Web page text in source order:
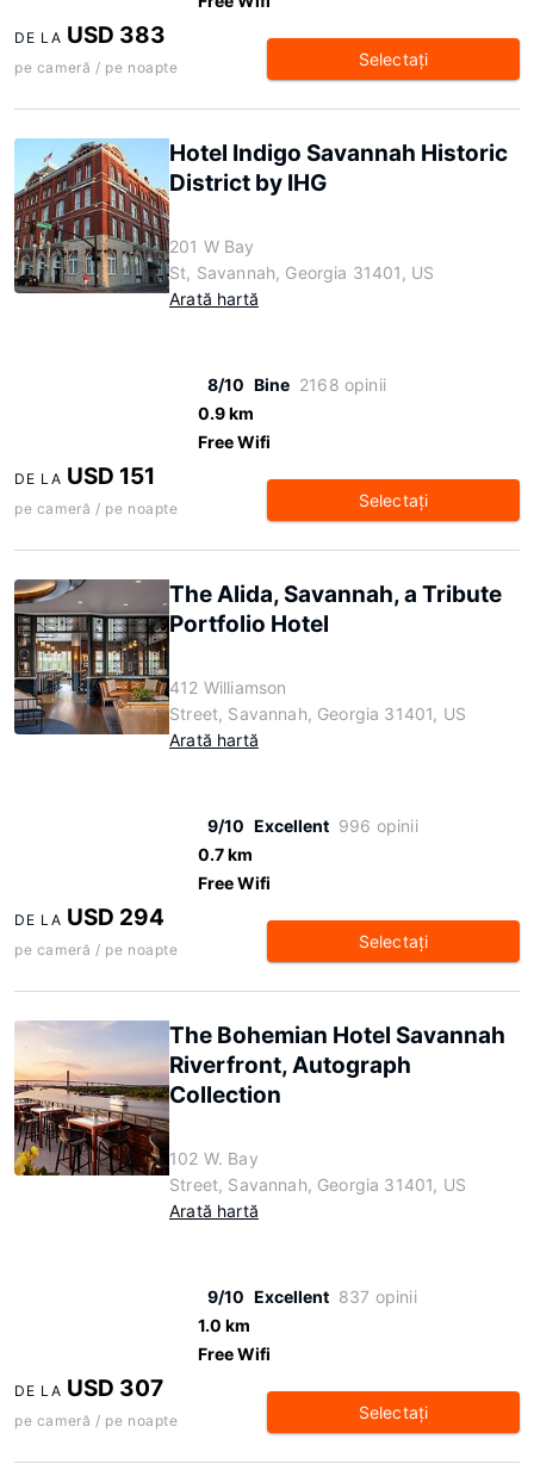
DE LA USD 383
pe cameră / pe noapte Selectaţi
Hotel Indigo Savannah Historic
District by IHG
201 W Bay
St, Savannah, Georgia 31401, US
Arată hartă
8/10 Bine 2168 opinii
0.9 km
Free Wifi
DE LA USD 151
pe cameră / pe noapte Selectaţi
The Alida, Savannah, a Tribute
Portfolio Hotel
412 Williamson
Street, Savannah, Georgia 31401, US
Arată hartă
9/10 Excellent 996 opinii
0.7 km
Free Wifi
DE LA USD 294
pe cameră / pe noapte Selectaţi
The Bohemian Hotel Savannah
Riverfront, Autograph
Collection
102 W. Bay
Street, Savannah, Georgia 31401, US
Arată hartă
9/10 Excellent 837 opinii
1.0 km
Free Wifi
DE LA USD 307
pe cameră / pe noapte Selectaţi